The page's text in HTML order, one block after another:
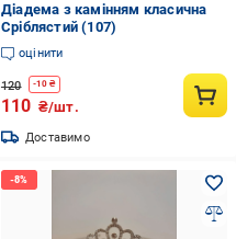
Діадема з камінням класична
Сріблястий (107)
оцінити
120 -10 ₴
110 ₴/шт.
Доставимо